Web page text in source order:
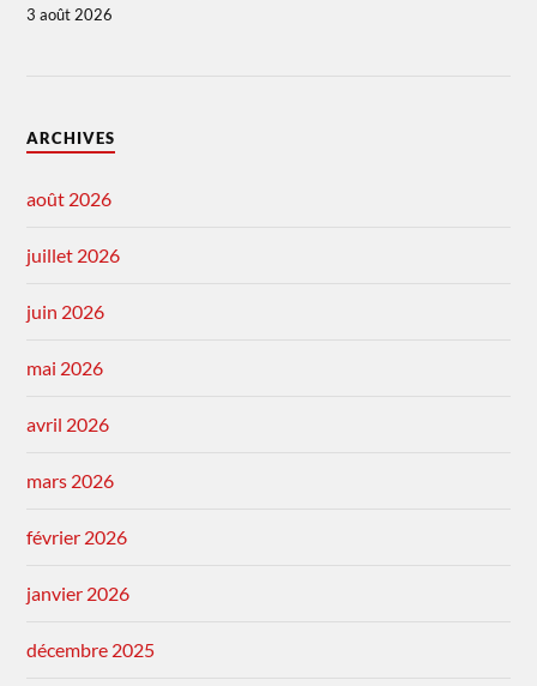
3 août 2026
ARCHIVES
août 2026
juillet 2026
juin 2026
mai 2026
avril 2026
mars 2026
février 2026
janvier 2026
décembre 2025